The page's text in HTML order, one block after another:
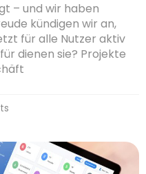
– und wir haben
kündigen wir an,
für alle Nutzer aktiv
dienen sie? Projekte